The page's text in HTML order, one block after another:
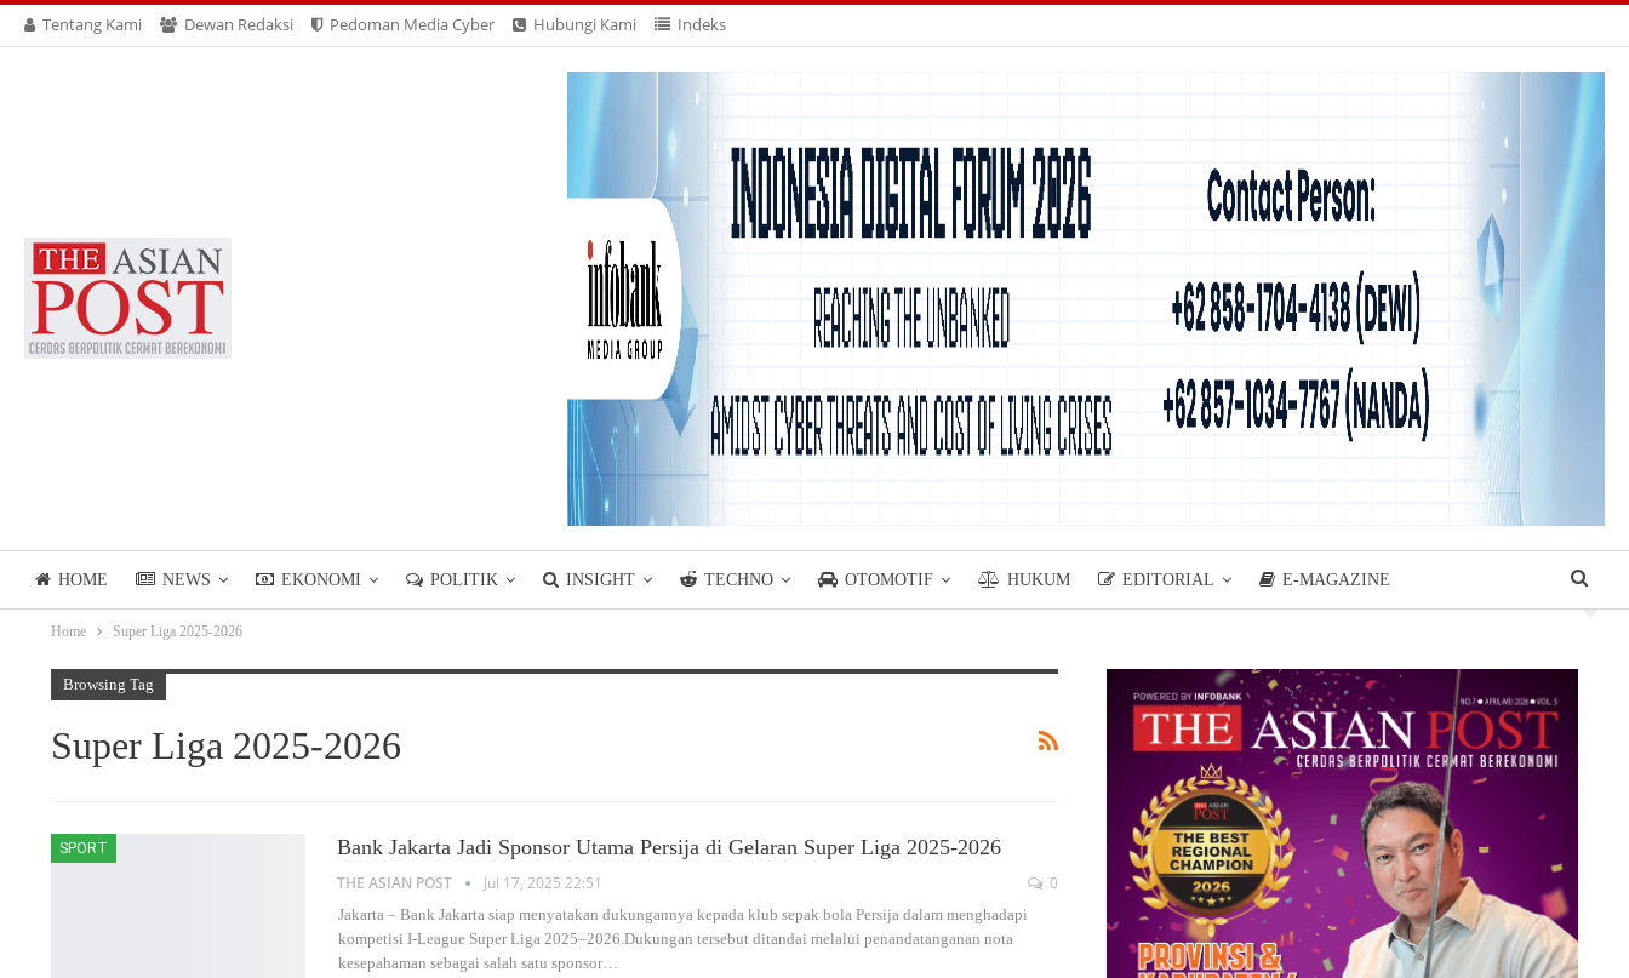
Tentang Kami Dewan Redaksi Pedoman Media Cyber Hubungi Kami Indeks
HOME NEWS EKONOMI POLITIK INSIGHT TECHNO OTOMOTIF HUKUM EDITORIAL E-MAGAZINE
LIFESTYLE ASIANPOSTTV
Home Super Liga 2025-2026
Browsing Tag
Super Liga 2025-2026
SPORT Bank Jakarta Jadi Sponsor Utama Persija di Gelaran Super Liga 2025-2026
THE ASIAN POST Jul 17, 2025 22:51 0
Jakarta – Bank Jakarta siap menyatakan dukungannya kepada klub sepak bola Persija dalam menghadapi
kompetisi I-League Super Liga 2025–2026.Dukungan tersebut ditandai melalui penandatanganan nota
kesepahaman sebagai salah satu sponsor…